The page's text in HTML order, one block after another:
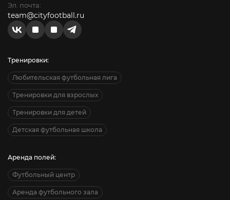
Эл. почта:
team@cityfootball.ru
Тренировки:
Любительская футбольная лига
Тренировки для взрослых
Тренировки для детей
Детская футбольная школа
Аренда полей:
Футбольный центр
Аренда футбольного зала